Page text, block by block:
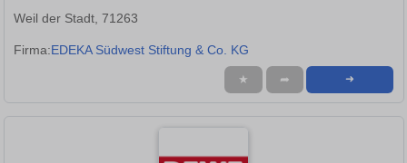
Weil der Stadt, 71263
Firma:EDEKA Südwest Stiftung & Co. KG
★ ➦ ➜